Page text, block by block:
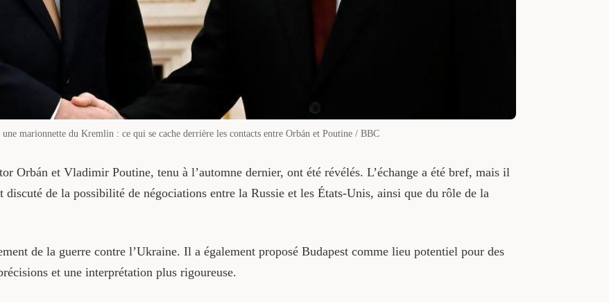
marionnette du Kremlin : ce qui se cache derrière les contacts entre Orbán et Poutine / BBC
Orbán et Vladimir Poutine, tenu à l’automne dernier, ont été révélés. L’échange a été bref, mais il
discuté de la possibilité de négociations entre la Russie et les États-Unis, ainsi que du rôle de la
de la guerre contre l’Ukraine. Il a également proposé Budapest comme lieu potentiel pour des
et une interprétation plus rigoureuse.